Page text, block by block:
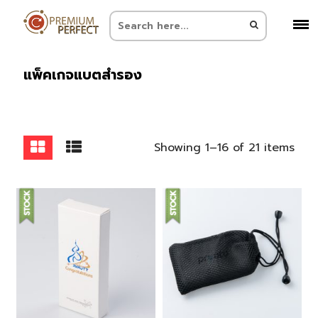
แพ็คเกจแบตสำรอง
Showing 1–16 of 21 items